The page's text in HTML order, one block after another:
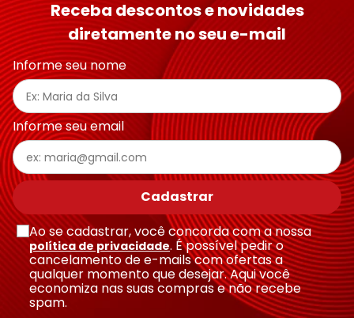
Endereço de email
Escreva uma avaliação
Enviar avaliação
Receba descontos e novidades
diretamente no seu e-mail
Informe seu nome
Informe seu email
Cadastrar
Ao se cadastrar, você concorda com a nossa
política de privacidade. É possível pedir o
cancelamento de e-mails com ofertas a
qualquer momento que desejar. Aqui você
economiza nas suas compras e não recebe
spam.